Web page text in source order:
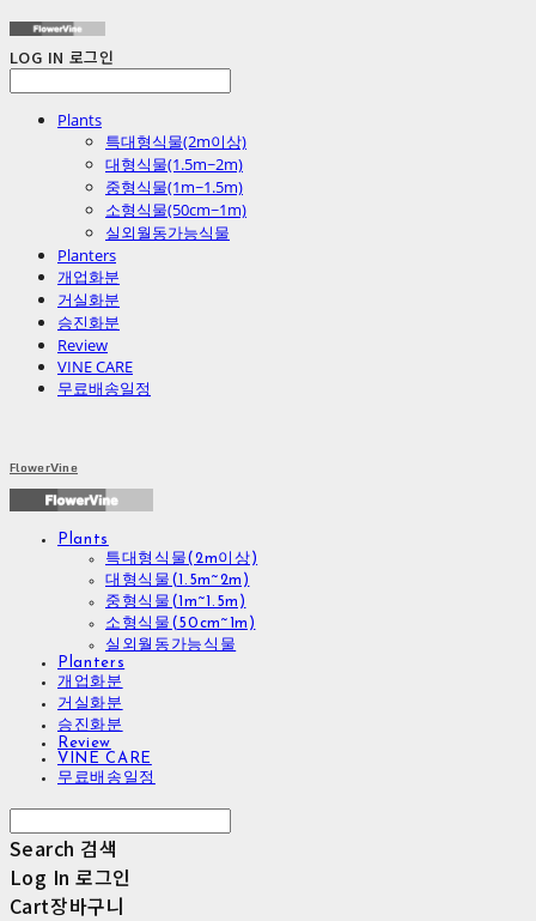
LOG IN 로그인
Plants
특대형식물(2m이상)
대형식물(1.5m~2m)
중형식물(1m~1.5m)
소형식물(50cm~1m)
실외월동가능식물
Planters
개업화분
거실화분
승진화분
Review
VINE CARE
무료배송일정
FlowerVine
Plants
특대형식물(2m이상)
대형식물(1.5m~2m)
중형식물(1m~1.5m)
소형식물(50cm~1m)
실외월동가능식물
Planters
개업화분
거실화분
승진화분
Review
VINE CARE
무료배송일정
Search 검색
Log In 로그인
Cart장바구니